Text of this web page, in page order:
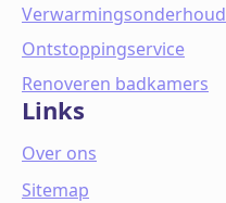
Verwarmingsonderhoud
Ontstoppingservice
Renoveren badkamers
Links
Over ons
Sitemap